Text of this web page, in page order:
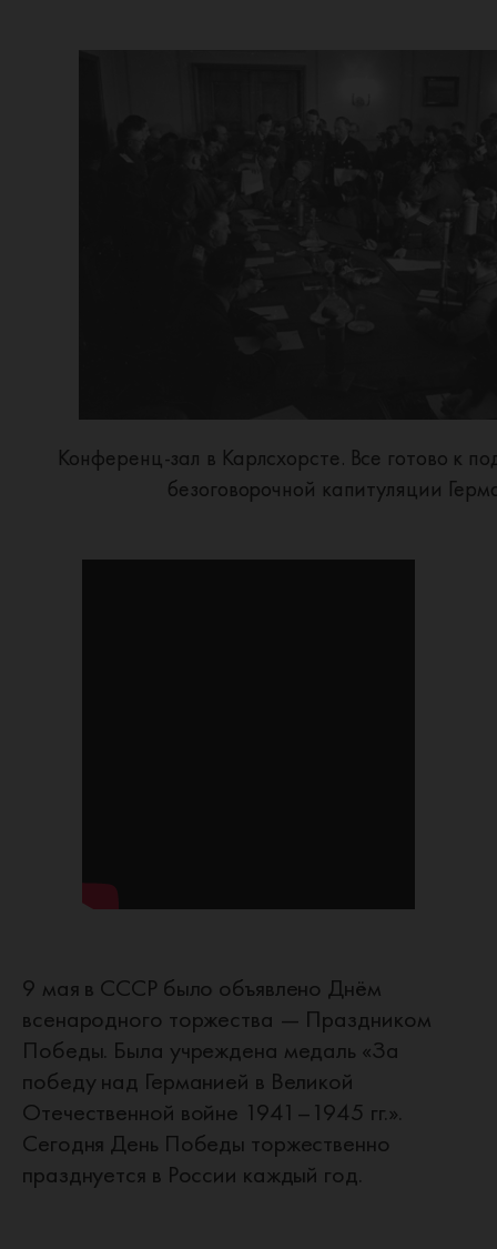
Конференц-зал в Карлсхорсте. Все готово к
безоговорочной капитуляции
9 мая в СССР было объявлено Днём
всенародного торжества — Праздником
Победы. Была учреждена медаль «За
победу над Германией в Великой
Отечественной войне 1941–1945 гг.».
Сегодня День Победы торжественно
празднуется в России каждый год.